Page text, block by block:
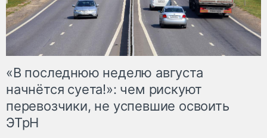
«В последнюю неделю августа
начнётся суета!»: чем рискуют
перевозчики, не успевшие освоить
ЭТрН